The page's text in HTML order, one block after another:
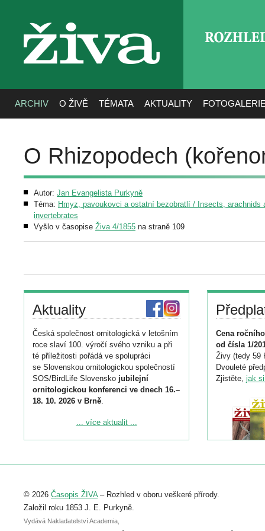
živa
ARCHIV O ŽIVĚ TÉMATA AKTUALITY
O Rhizopodech
Autor: Jan Evangelista Purkyně
Téma: Hmyz, pavoukovci a ostatní bezobratlí / Insects, arachnids
invertebrates
Vyšlo v časopise Živa 4/1855 na straně 109
Aktuality
Česká společnost ornitologická v letošním
roce slaví 100. výročí svého vzniku a při
té příležitosti pořádá ve spolupráci
se Slovenskou ornitologickou společností
SOS/BirdLife Slovensko jubilejní
ornitologickou konferenci ve dnech 16.–
18. 10. 2026 v Brně.
Podrobnější informace ke konferenci
Registrovat se můžete do 6. září.
abstraktu přihlášené přednášky nebo
posteru je už 30. června.
... více aktualit ...
Cena
od čísla 1/
Živy (tedy 59
Dvouleté
Zjistěte, jak
© 2026 Časopis ŽIVA– Rozhled v oboru veškeré přírody.
Založil roku 1853 J. E. Purkyně.
Vydává Nakladatelství Academia,